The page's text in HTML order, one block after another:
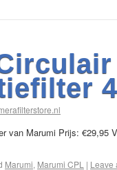
van Marumi Prijs: €29,95
Marumi, Marumi CPL | Leave